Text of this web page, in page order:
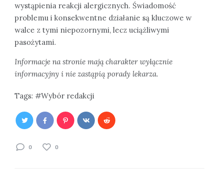
wystąpienia reakcji alergicznych. Świadomość
problemu i konsekwentne działanie są kluczowe w
walce z tymi niepozornymi, lecz uciążliwymi
pasożytami.
Informacje na stronie mają charakter wyłącznie
informacyjny i nie zastąpią porady lekarza.
Tags: Wybór redakcji
0 0